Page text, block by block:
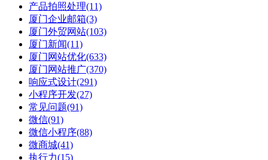
产品拍照处理(11)
厦门企业邮箱(3)
厦门外贸网站(103)
厦门新闻(11)
厦门网站优化(633)
厦门网站推广(370)
响应式设计(291)
小程序开发(27)
常见问题(91)
微信(91)
微信小程序(88)
微商城(41)
执行力(15)